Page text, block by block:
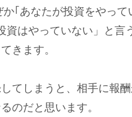
｢あなたが投資をやっ
資はやっていない」と言
きます。
てしまうと、相手に報
のだと思います。